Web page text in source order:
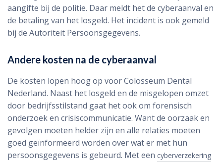
aangifte bij de politie. Daar meldt het de cyberaanval en
de betaling van het losgeld. Het incident is ook gemeld
bij de Autoriteit Persoonsgegevens.
Andere kosten na de cyberaanval
De kosten lopen hoog op voor Colosseum Dental
Nederland. Naast het losgeld en de misgelopen omzet
door bedrijfsstilstand gaat het ook om forensisch
onderzoek en crisiscommunicatie. Want de oorzaak en
gevolgen moeten helder zijn en alle relaties moeten
goed geïnformeerd worden over wat er met hun
persoonsgegevens is gebeurd. Met een cyberverzekering